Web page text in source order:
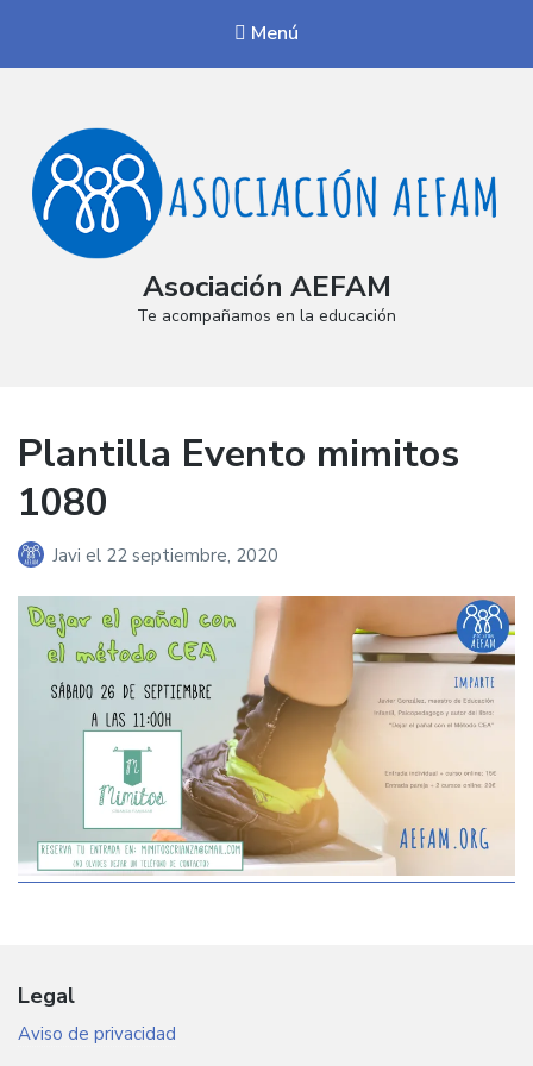
Menú
Asociación AEFAM
Te acompañamos en la educación
Plantilla Evento mimitos
1080
Javi el 22 septiembre, 2020
Legal
Aviso de privacidad